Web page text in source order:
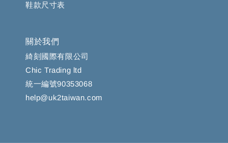
鞋款尺寸表
關於我們
綺刻國際有限公司
Chic Trading ltd
統一編號90353068
help@uk2taiwan.com